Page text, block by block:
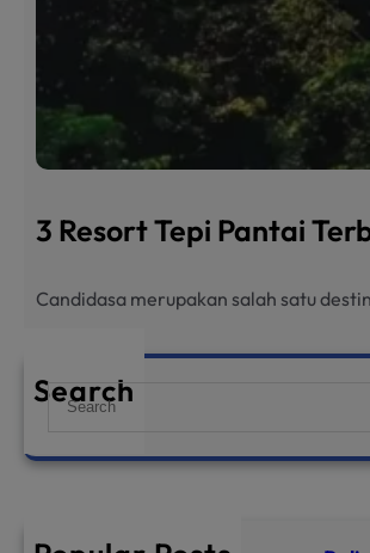
3 Resort Tepi Pantai
Candidasa merupakan salah satu
Search
S
a